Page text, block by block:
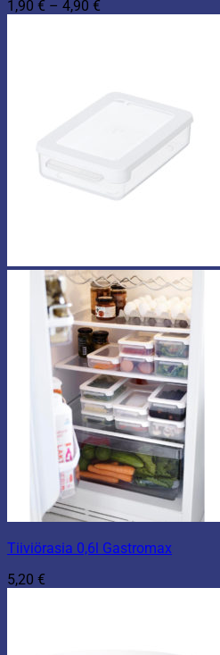
1,90 € – 4,90 €
Tiiviörasia 0,6l Gastromax
5,20 €